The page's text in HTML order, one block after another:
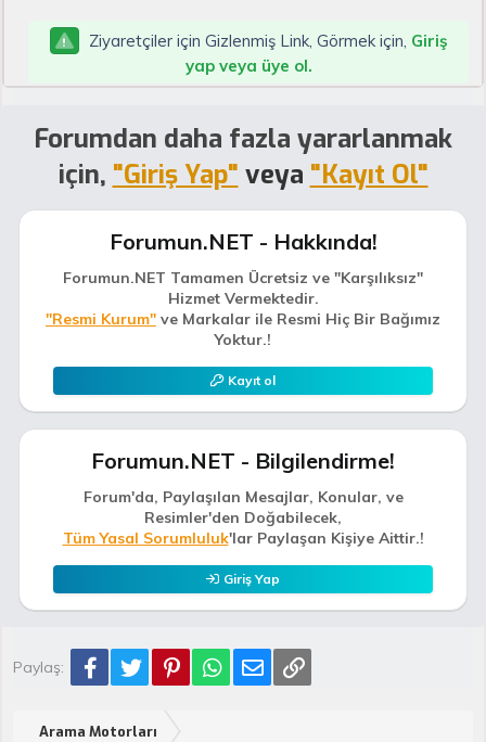
Ziyaretçiler için Gizlenmiş Link, Görmek için, Giriş
yap veya üye ol.
Forumdan daha fazla yararlanmak
için, "Giriş Yap" veya "Kayıt Ol"
Forumun.NET - Hakkında!
Forumun.NET Tamamen Ücretsiz ve "Karşılıksız"
Hizmet Vermektedir.
"Resmi Kurum" ve Markalar ile Resmi Hiç Bir Bağımız
Yoktur.!
Kayıt ol
Forumun.NET - Bilgilendirme!
Forum'da, Paylaşılan Mesajlar, Konular, ve
Resimler'den Doğabilecek,
Tüm Yasal Sorumluluk'lar Paylaşan Kişiye Aittir.!
Giriş Yap
Paylaş: Facebook
Twitter PinterestWhatsApp
E-posta
Arama Motorları